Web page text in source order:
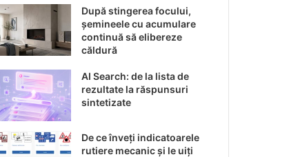
După stingerea focului,
șemineele cu acumulare
continuă să elibereze
căldură
AI Search: de la lista de
rezultate la răspunsuri
sintetizate
De ce înveți indicatoarele
rutiere mecanic și le uiți